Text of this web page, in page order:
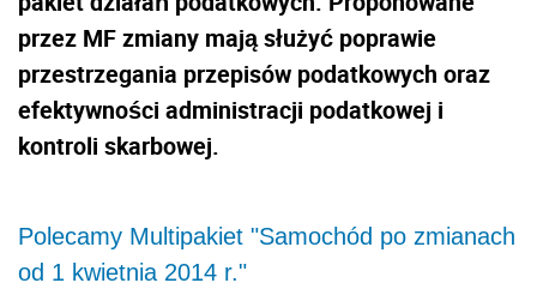
przez MF zmiany mają służyć poprawie
przestrzegania przepisów podatkowych oraz
efektywności administracji podatkowej i
kontroli skarbowej.
Polecamy Multipakiet "Samochód po zmianach
od 1 kwietnia 2014 r."